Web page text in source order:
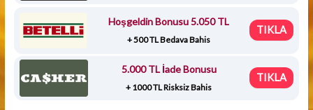
Hoşgeldin Bonusu 5.050 TL
+ 500 TL Bedava Bahis
TIKLA
5.000 TL İade Bonusu
+ 1000 TL Risksiz Bahis
TIKLA